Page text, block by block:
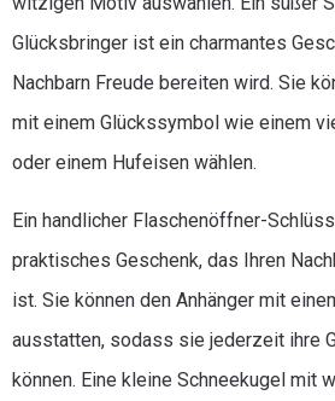
Glücksbringer ist ein charmantes
Nachbarn Freude bereiten wird. Sie
mit einem Glückssymbol wie einem
oder einem Hufeisen wählen.
Ein handlicher Flaschenöffner-
praktisches Geschenk, das Ihren
ist. Sie können den Anhänger mit
ausstatten, sodass sie jederzeit ihre
können. Eine kleine Schneekugel mit